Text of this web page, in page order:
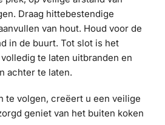
Draag hittebestendige
van hout. Houd voor de
in de buurt. Tot slot is het
te laten uitbranden en
achter te laten.
te volgen, creëert u een veilige
geniet van het buiten koken